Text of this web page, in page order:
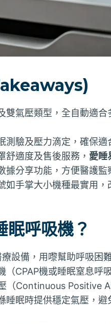
雙氣壓類型，全自動適
測驗及壓力滴定，確保適
舒適度及售後服務， 愛睡
據分享功能，方便醫護監
如手掌大小機種最實用，
眠呼吸機？
設備，用嚟幫助呼吸困
（CPAP機或睡眠窒息呼
（Continuous Positive
睡眠時提供穩定氣壓，